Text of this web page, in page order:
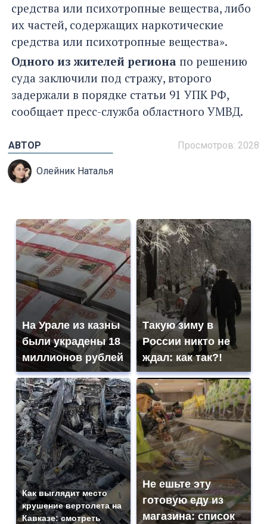
средства или психотропные вещества, либо
их частей, содержащих наркотические
средства или психотропные вещества».
Одного из жителей региона по решению
суда заключили под стражу, второго
задержали в порядке статьи 91 УПК РФ,
сообщает пресс-служба областного УМВД.
Просмотров: 2028
АВТОР
Олейник Наталья
На Урале из казны
были украдены 18
миллионов рублей
Такую зиму в
России никто не
ждал: как так?!
Как выглядит место
крушение вертолета на
Кавказе: смотреть
Не ешьте эту
готовую еду из
магазина: список